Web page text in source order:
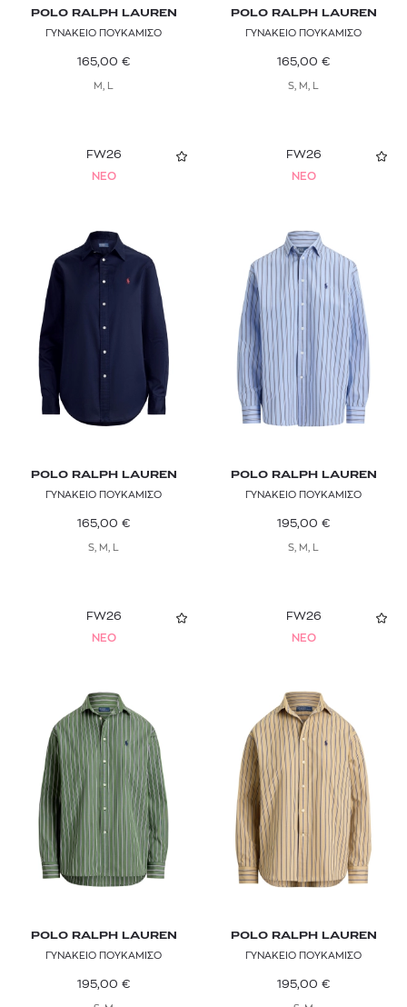
POLO RALPH LAUREN
ΓΥΝΑΚΕΙΟ ΠΟΥΚΑΜΙΣΟ
165,00 €
M, L
POLO RALPH LAUREN
ΓΥΝΑΚΕΙΟ ΠΟΥΚΑΜΙΣΟ
165,00 €
S, M, L
FW26
NEO
POLO RALPH LAUREN
ΓΥΝΑΚΕΙΟ ΠΟΥΚΑΜΙΣΟ
165,00 €
S, M, L
FW26
NEO
POLO RALPH LAUREN
ΓΥΝΑΚΕΙΟ ΠΟΥΚΑΜΙΣΟ
195,00 €
S, M, L
FW26
NEO
POLO RALPH LAUREN
ΓΥΝΑΚΕΙΟ ΠΟΥΚΑΜΙΣΟ
195,00 €
FW26
NEO
POLO RALPH LAUREN
ΓΥΝΑΚΕΙΟ ΠΟΥΚΑΜΙΣΟ
195,00 €